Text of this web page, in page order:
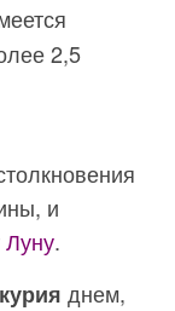
2,5
и
Луну.
днем,